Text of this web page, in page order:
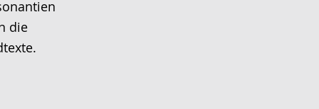
die